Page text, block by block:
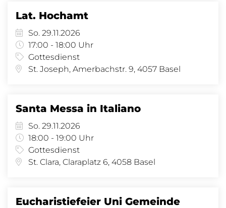
Lat. Hochamt
So. 29.11.2026
17:00 - 18:00 Uhr
Gottesdienst
St. Joseph, Amerbachstr. 9, 4057 Basel
Santa Messa in Italiano
So. 29.11.2026
18:00 - 19:00 Uhr
Gottesdienst
St. Clara, Claraplatz 6, 4058 Basel
Eucharistiefeier Uni Gemeinde